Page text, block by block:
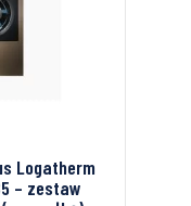
Logatherm
– zestaw